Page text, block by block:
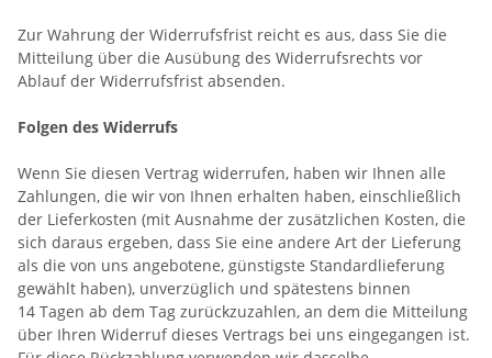
Zur Wahrung der Widerrufsfrist reicht es aus, dass Sie die
Mitteilung über die Ausübung des Widerrufsrechts vor
Ablauf der Widerrufsfrist absenden.
Folgen des Widerrufs
Wenn Sie diesen Vertrag widerrufen, haben wir Ihnen alle
Zahlungen, die wir von Ihnen erhalten haben, einschließlich
der Lieferkosten (mit Ausnahme der zusätzlichen Kosten, die
sich daraus ergeben, dass Sie eine andere Art der Lieferung
als die von uns angebotene, günstigste Standardlieferung
gewählt haben), unverzüglich und spätestens binnen
14 Tagen ab dem Tag zurückzuzahlen, an dem die Mitteilung
über Ihren Widerruf dieses Vertrags bei uns eingegangen ist.